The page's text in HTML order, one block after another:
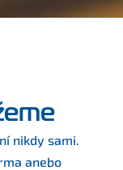
nikdy sami.
anebo